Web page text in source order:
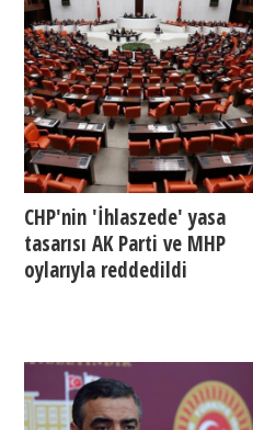
CHP'nin 'İhlaszede' yasa
tasarısı AK Parti ve MHP
oylarıyla reddedildi